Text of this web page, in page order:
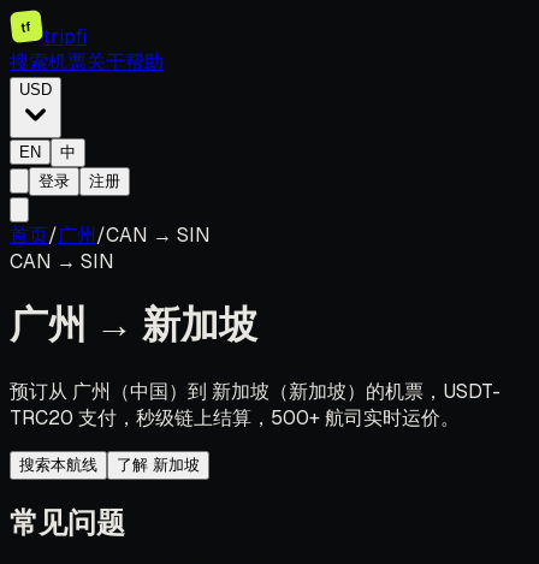
tf
tripfi
搜索机票关于帮助
USD
EN
中
登录
注册
首页/广州/CAN → SIN
CAN → SIN
广州 → 新加坡
预订从 广州（中国）到 新加坡（新加坡）的机票，USDT-
TRC20 支付，秒级链上结算，500+ 航司实时运价。
搜索本航线 了解 新加坡
常见问题